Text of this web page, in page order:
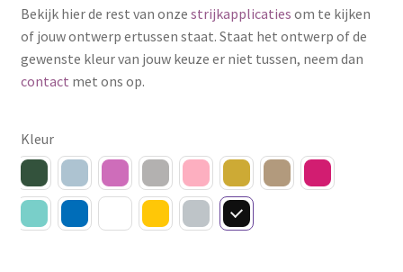
Bekijk hier de rest van onze strijkapplicaties om te kijken
of jouw ontwerp ertussen staat. Staat het ontwerp of de
gewenste kleur van jouw keuze er niet tussen, neem dan
contact met ons op.
Kleur